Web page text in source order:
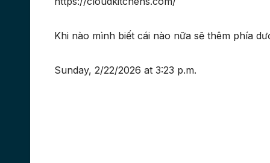
Khi nào mình biết cái nào nữa sẽ thêm phía
Sunday, 2/22/2026 at 3:23 p.m.